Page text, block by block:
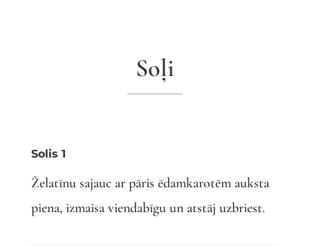
Soļi
Solis 1
Želatīnu sajauc ar pāris ēdamkarotēm auksta
piena, izmaisa viendabīgu un atstāj uzbriest.